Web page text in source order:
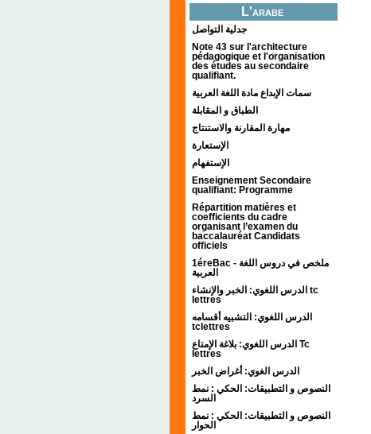
L'arabe
جدلية التواصل
Note 43 sur l'architecture
pédagogique et l'organisation
des études au secondaire
qualifiant.
سمات الإبداع مادة اللغة العربية
الطباق و المقابلة
مهارة المقارنة والاستنتاج
الإستعارة
الإستفهام
Enseignement Secondaire
qualifiant: Programme
Répartition matières et
coefficients du cadre
organisant l’examen du
baccalauréat Candidats
officiels
1éreBac - ملخص في دروس اللغة
العربية
الدرس اللغوي: الخبر والإنشاء tc
lettres
الدرس اللغوي: التشبيه أقسامه
tclettres
الدرس اللغوي: بلاغة الإمتاع Tc
lettres
الدرس الغوي: أغراض الخبر
النصوص و التطبيقات: الحكي : نمط
السرد
النصوص و التطبيقات: الحكي : نمط
الحوار